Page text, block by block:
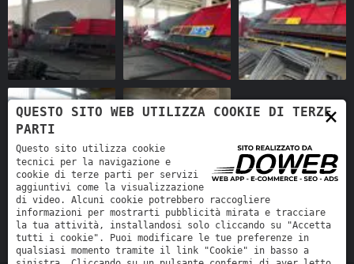
×
QUESTO SITO WEB UTILIZZA COOKIE DI TERZE
PARTI
Questo sito utilizza cookie
tecnici per la navigazione e
cookie di terze parti per servizi
aggiuntivi come la visualizzazione
di video. Alcuni cookie potrebbero raccogliere
informazioni per mostrarti pubblicità mirata e tracciare
la tua attività, installandosi solo cliccando su "Accetta
tutti i cookie". Puoi modificare le tue preferenze in
qualsiasi momento tramite il link "Cookie" in basso a